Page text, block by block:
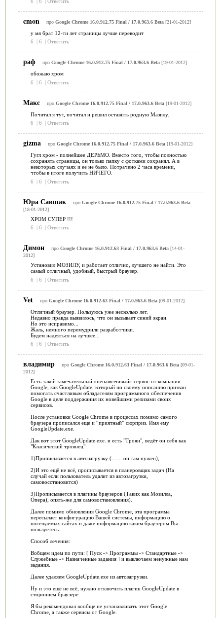
cmon про Google Chrome 16.0.912.75 Final / 17.0.963.6 Beta[21-01-2012]
у мя брат 12-ти лет страницы лучше переводит
6
| 6 | Ответить
раф про Google Chrome 16.0.912.75 Final / 17.0.963.6 Beta[19-01-2012]
обожаю хром
6
| 6 | Ответить
Макс про Google Chrome 16.0.912.75 Final / 17.0.963.6 Beta[19-01-2012]
Почитал я тут, почитал и решил оставить родную Мазилу.
6
| 6 | Ответить
gizma про Google Chrome 16.0.912.75 Final / 17.0.963.6 Beta[19-01-2012]
Гугл хром - полнейшее ДЕРЬМО. Вместо того, чтобы полностью
сохранять страницы, он только папку с фотками сохранял. А в
некоторых случаях и ее не было. Потрачено 2 часа времени,
чтобы в итоге получить НИЧЕГО.
6
| 6 | Ответить
Юра Савшак про Google Chrome 16.0.912.75 Final / 17.0.963.6 Beta
[18-01-2012]
ХРОМ СУПЕР !!!
6
| 6 | Ответить
Димон про Google Chrome 16.0.912.63 Final / 17.0.963.6 Beta[14-01-
2012]
Установил МОЗИЛУ, и работает отлично, лучшего не найти. Это
самый отличный, удобный, быстрый браузер.
6
| 6 | Ответить
Vet про Google Chrome 16.0.912.63 Final / 17.0.963.6 Beta[09-01-2012]
Отличный браузер. Пользуюсь уже несколько лет.
Недавно правда выявилось, что он вызывает синий экран.
Но это исправимо...
Жаль, немного перемудрили разработчики.
Будем надеяться на лучшее...
6
| 6 | Ответить
владимир про Google Chrome 16.0.912.63 Final / 17.0.963.6 Beta[09-01-
2012]
Есть такой замечательный «ненавязчивый» сервис от компании
Google, как GoogleUpdate, который по своему описанию призван
помогать счастливым обладателям программного обеспечения
Google в деле поддержания их новейшими релизами своих
сервисов.
После установки Google Chrome в процессах помимо самого
браузера прописался еще и “приятный” сюрприз. Имя ему
GoogleUpdate.exe.
Дак вот этот GoogleUpdate.exe. и есть "Троян", ведёт он себя как
"Класический троянец":
1)Прописывается в автозагрузку (....... он там нужен);
2)И это ещё не всё, прописывается в планеровщик задач (На
случай если пользователь удалит из автозагрузки,
самовосстановится)
3)Прописывается в плагины браузеров (Таких как Мозилла,
Опера), опять-же для самовостановления).
Далее помимо обновления Google Chrome, эта программа
пересылает конфигурацию Вашей системы, информацию о
посещаемых сайтах и даже информацию каким браузером Вы
пользуетесь.
Способ лечения:
Вобщем идем по пути: [ Пуск -> Программы -> Стандартные ->
Служебные -> Назначенные задания ] и выключаем ненужные нам
задания.
Далее удаляем GoogleUpdate.exe из автозагрузки.
Ну и это ещё не всё, нужно отключить плагин GoogleUpdate в
стороннем браузере.
Я бы рекомендовал вообще не устанавливать этот Google
Chrome, а также сервисы от Google.